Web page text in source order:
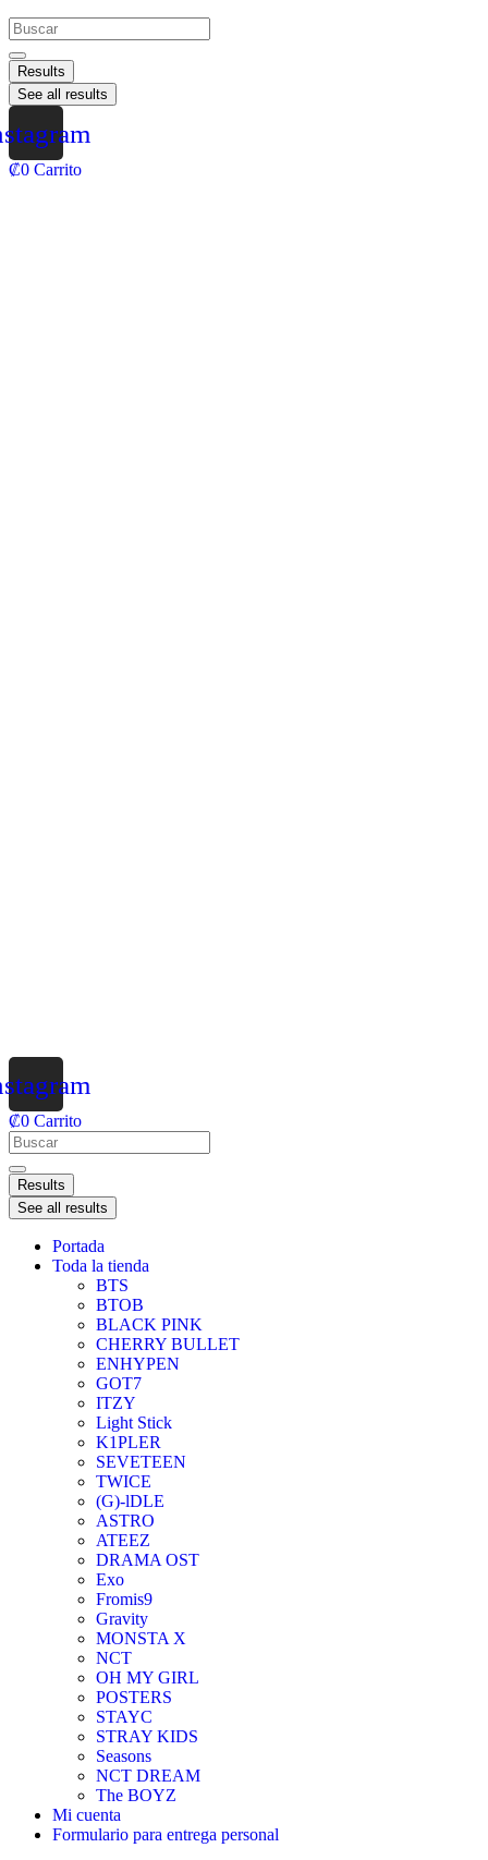
Results
See all results
₡0 Carrito
₡0 Carrito
Results
See all results
Portada
Toda la tienda
BTS
BTOB
BLACK PINK
CHERRY BULLET
ENHYPEN
GOT7
ITZY
Light Stick
K1PLER
SEVETEEN
TWICE
(G)-lDLE
ASTRO
ATEEZ
DRAMA OST
Exo
Fromis9
Gravity
MONSTA X
NCT
OH MY GIRL
POSTERS
STAYC
STRAY KIDS
Seasons
NCT DREAM
The BOYZ
Mi cuenta
Formulario para entrega personal